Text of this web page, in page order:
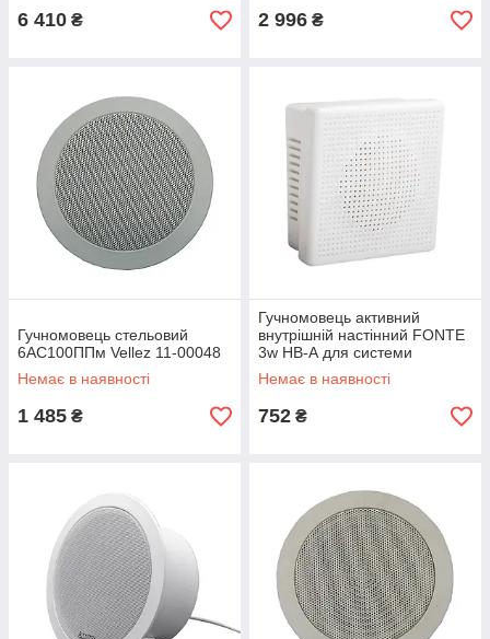
6 410 ₴ 2 996 ₴
Гучномовець стельовий
6АС100ППм Vellez 11-00048
Немає в наявності
1 485 ₴
Гучномовець активний
внутрішній настінний FONTE
3w НВ-А для системи
активного мовного
сповіщення GOLOS-2 24-
Немає в наявності
752 ₴